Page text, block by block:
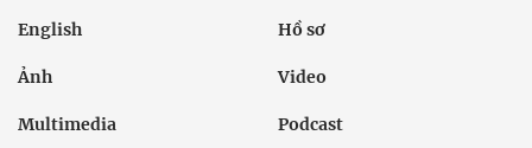
English Hồ sơ
Ảnh Video
Multimedia Podcast